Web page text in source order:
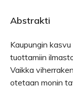
Abstrakti
Kaupungin
tuottamiin
Vaikka
otetaan monin